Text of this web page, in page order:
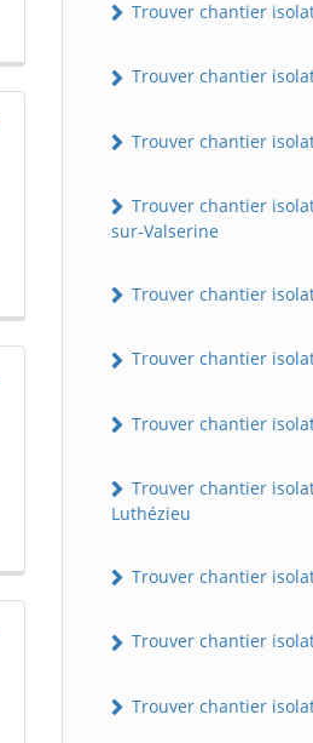
Trouver chantier
Trouver chantier
Trouver chantier
Trouver chantier
sur-Valserine
Trouver chantier
Trouver chantier
Trouver chantier
Trouver chantier
Luthézieu
Trouver chantier
Trouver chantier
Trouver chantier